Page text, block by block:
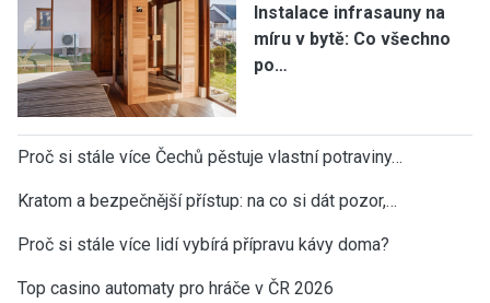
Instalace infrasauny na
míru v bytě: Co všechno
po…
Proč si stále více Čechů pěstuje vlastní potraviny…
Kratom a bezpečnější přístup: na co si dát pozor,…
Proč si stále více lidí vybírá přípravu kávy doma?
Top casino automaty pro hráče v ČR 2026